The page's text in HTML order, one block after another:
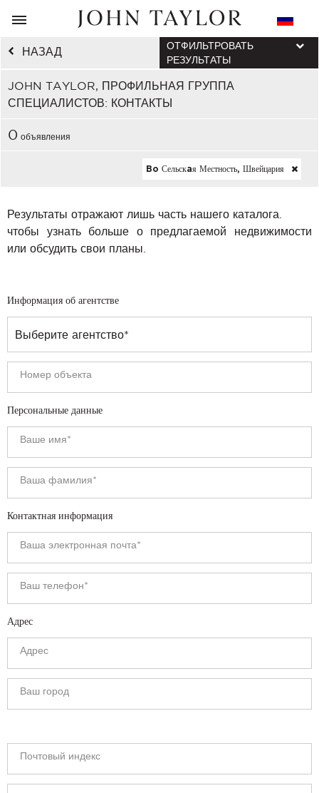
НАЗАД
JOHN TAYLOR, ПРОФИЛЬНАЯ ГРУППА
СПЕЦИАЛИСТОВ: КОНТАКТЫ
ОТФИЛЬТРОВАТЬ
РЕЗУЛЬТАТЫ
0 объявления
Bo Сельскaя Местность, Швейцария
Результаты отражают лишь часть нашего каталога.
чтобы узнать больше о предлагаемой недвижимости
или обсудить свои планы.
Информация об агентстве
Персональные данные
Контактная информация
Адрес